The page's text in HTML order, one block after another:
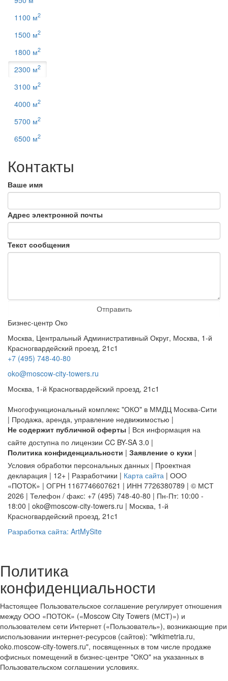
1100 м2
1500 м2
1800 м2
2300 м2
3100 м2
4000 м2
5700 м2
6500 м2
Контакты
Ваше имя
Адрес электронной почты
Текст сообщения
Отправить
Бизнес-центр Око
Москва, Центральный Административный Округ, Москва, 1-й
Красногвардейский проезд, 21с1
+7 (495) 748-40-80
oko@moscow-city-towers.ru
Москва, 1-й Красногвардейский проезд, 21с1
Многофункциональный комплекс "ОКО" в ММДЦ Москва-Сити
| Продажа, аренда, управление недвижимостью |
Не содержит публичной оферты | Вся информация на
сайте доступна по лицензии CC BY-SA 3.0 |
Политика конфиденциальности | Заявление о куки |
Условия обработки персональных данных | Проектная
декларация | 12+ | Разработчики | Карта сайта | ООО
«ПОТОК» | ОГРН 1167746607621 | ИНН 7726380789 | © МСТ
2026 | Телефон / факс: +7 (495) 748-40-80 | Пн-Пт: 10:00 -
18:00 | oko@moscow-city-towers.ru | Москва, 1-й
Красногвардейский проезд, 21с1
Разработка сайта: ArtMySite
Политика
конфиденциальности
Настоящее Пользовательское соглашение регулирует отношения
между ООО «ПОТОК» («Moscow City Towers (МСТ)») и
пользователем сети Интернет («Пользователь»), возникающие при
использовании интернет-ресурсов (сайтов): "wikimetria.ru,
oko.moscow-city-towers.ru", посвященных в том числе продаже
офисных помещений в бизнес-центре "ОКО" на указанных в
Пользовательском соглашении условиях.